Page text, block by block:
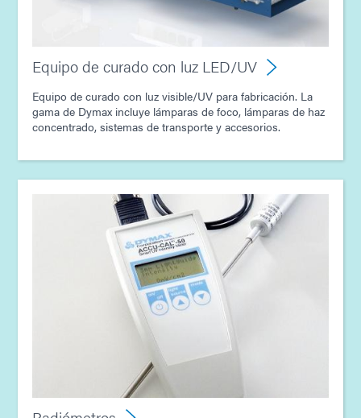
Equipo de curado con luz LED/UV
Equipo de curado con luz visible/UV para fabricación. La
gama de Dymax incluye lámparas de foco, lámparas de haz
concentrado, sistemas de transporte y accesorios.